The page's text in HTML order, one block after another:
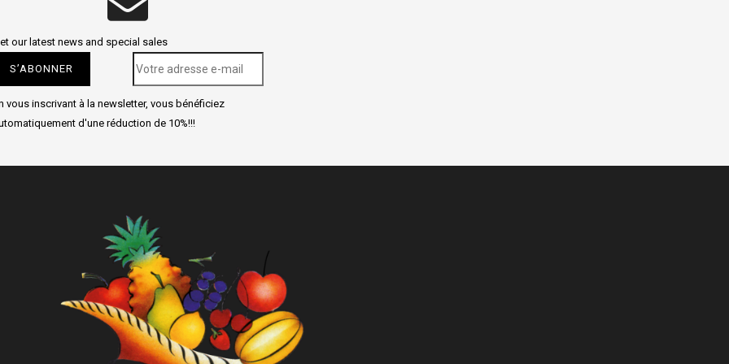
our latest news and special sales
vous inscrivant à la newsletter, vous bénéficiez
d'une réduction de 10%!!!